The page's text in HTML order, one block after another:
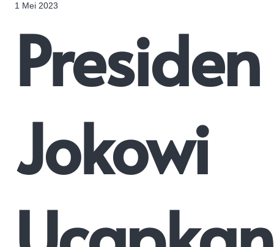
1 Mei 2023
Presiden
Jokowi